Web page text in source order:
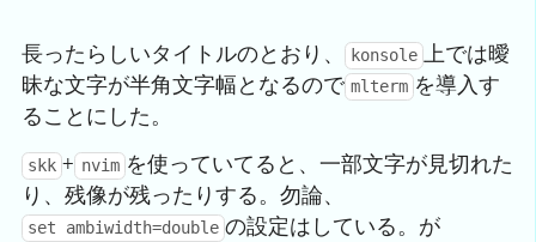
長ったらしいタイトルのとおり、 konsole 上では曖
昧な文字が半角文字幅となるので mlterm を導入す
ることにした。
skk + nvim を使っていてると、一部文字が見切れた
り、残像が残ったりする。勿論、
set ambiwidth=double の設定はしている。が